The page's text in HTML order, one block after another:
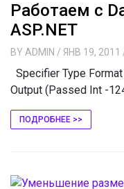
Работаем с
ASP.NET
BY ADMIN / ЯНВ 19, 2011
Specifier Type
Output (Passed Int -
ПОДРОБНЕЕ >>